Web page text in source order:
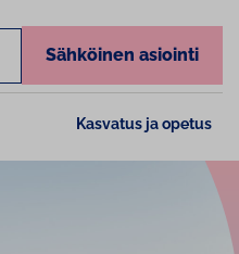
Sähköinen asiointi
Kasvatus ja opetus